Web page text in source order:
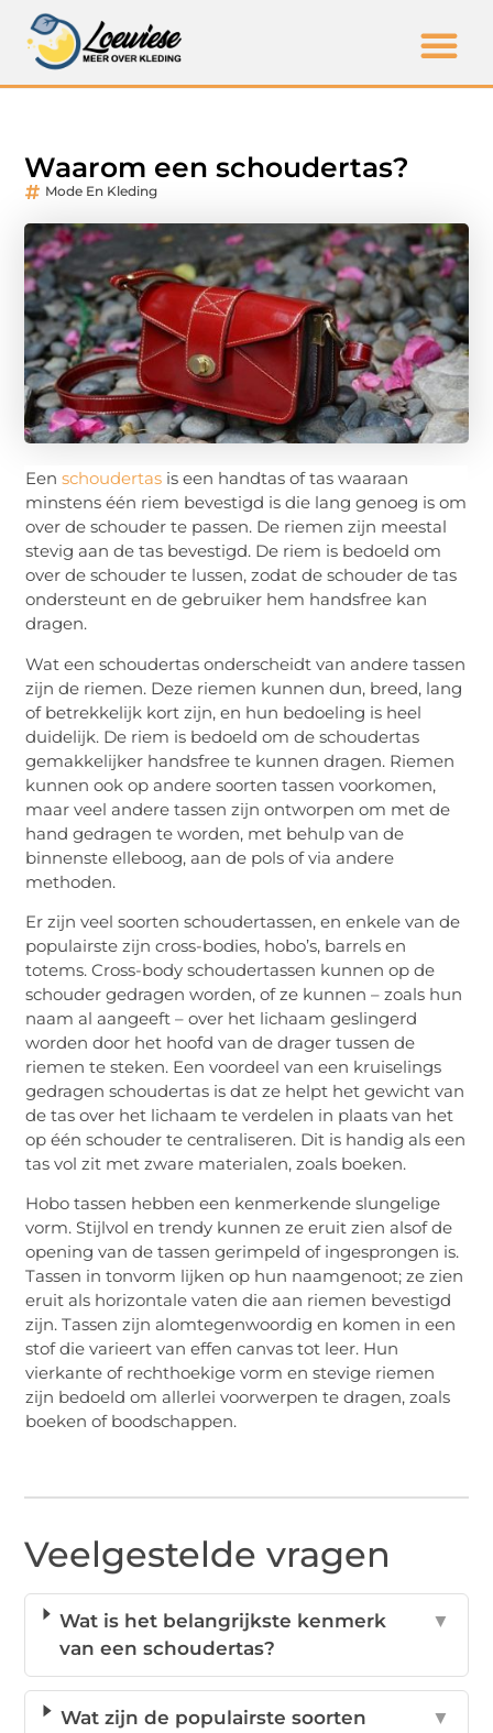
Waarom een schoudertas?
Mode En Kleding
Eenschoudertas is een handtas of tas waaraan
minstens één riem bevestigd is die lang genoeg is om
over de schouder te passen. De riemen zijn meestal
stevig aan de tas bevestigd. De riem is bedoeld om
over de schouder te lussen, zodat de schouder de tas
ondersteunt en de gebruiker hem handsfree kan
dragen.
Wat een schoudertas onderscheidt van andere tassen
zijn de riemen. Deze riemen kunnen dun, breed, lang
of betrekkelijk kort zijn, en hun bedoeling is heel
duidelijk. De riem is bedoeld om de schoudertas
gemakkelijker handsfree te kunnen dragen. Riemen
kunnen ook op andere soorten tassen voorkomen,
maar veel andere tassen zijn ontworpen om met de
hand gedragen te worden, met behulp van de
binnenste elleboog, aan de pols of via andere
methoden.
Er zijn veel soorten schoudertassen, en enkele van de
populairste zijn cross-bodies, hobo’s, barrels en
totems. Cross-body schoudertassen kunnen op de
schouder gedragen worden, of ze kunnen – zoals hun
naam al aangeeft – over het lichaam geslingerd
worden door het hoofd van de drager tussen de
riemen te steken. Een voordeel van een kruiselings
gedragen schoudertas is dat ze helpt het gewicht van
de tas over het lichaam te verdelen in plaats van het
op één schouder te centraliseren. Dit is handig als een
tas vol zit met zware materialen, zoals boeken.
Hobo tassen hebben een kenmerkende slungelige
vorm. Stijlvol en trendy kunnen ze eruit zien alsof de
opening van de tassen gerimpeld of ingesprongen is.
Tassen in tonvorm lijken op hun naamgenoot; ze zien
eruit als horizontale vaten die aan riemen bevestigd
zijn. Tassen zijn alomtegenwoordig en komen in een
stof die varieert van effen canvas tot leer. Hun
vierkante of rechthoekige vorm en stevige riemen
zijn bedoeld om allerlei voorwerpen te dragen, zoals
boeken of boodschappen.
Veelgestelde vragen
Wat is het belangrijkste kenmerk
van een schoudertas?
▼
Wat zijn de populairste soorten
▼